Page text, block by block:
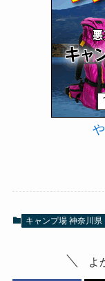
キャンプ場 神奈川県
よ